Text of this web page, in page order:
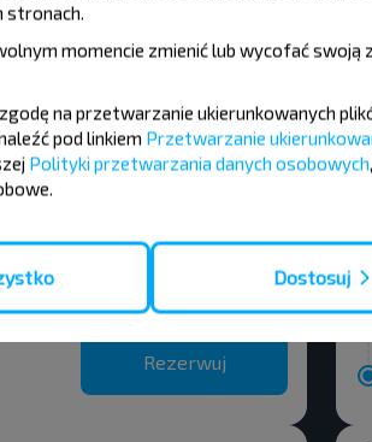
Rezerwuj
miasta Grodno
Rezerwuj
stronach.
momencie zmienić lub wycofać swoją
na przetwarzanie ukierunkowanych
pod linkiem Przetwarzanie
Polityki przetwarzania danych osobowych
Dostosuj